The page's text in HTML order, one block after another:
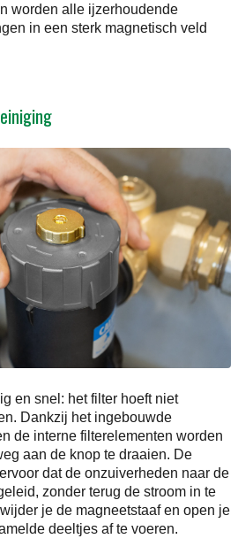
worden alle ijzerhoudende
in een sterk magnetisch veld
en snel: het filter hoeft niet
Dankzij het ingebouwde
de interne filterelementen worden
aan de knop te draaien. De
dat de onzuiverheden naar de
zonder terug de stroom in te
je de magneetstaaf en open je
deeltjes af te voeren.